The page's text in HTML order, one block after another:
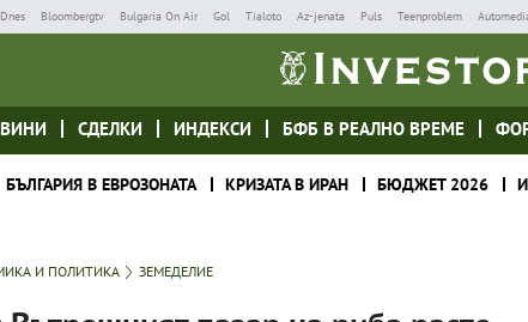
Dnes Bloombergtv Bulgaria On Air Gol Tialoto Az-jenata Puls Teenproblem
СДЕЛКИ ИНДЕКСИ БФБ В РЕАЛНО ВРЕМЕ
БЪЛГАРИЯ В ЕВРОЗОНАТА КРИЗАТА В ИРАН БЮДЖЕТ 2026
И ПОЛИТИКА ЗЕМЕДЕЛИЕ